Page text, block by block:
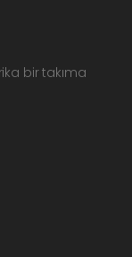
bir takıma